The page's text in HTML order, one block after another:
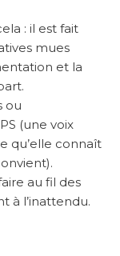
: il est fait
mues
et la
ou
(une voix
qu’elle connaît
au fil des
à l’inattendu.